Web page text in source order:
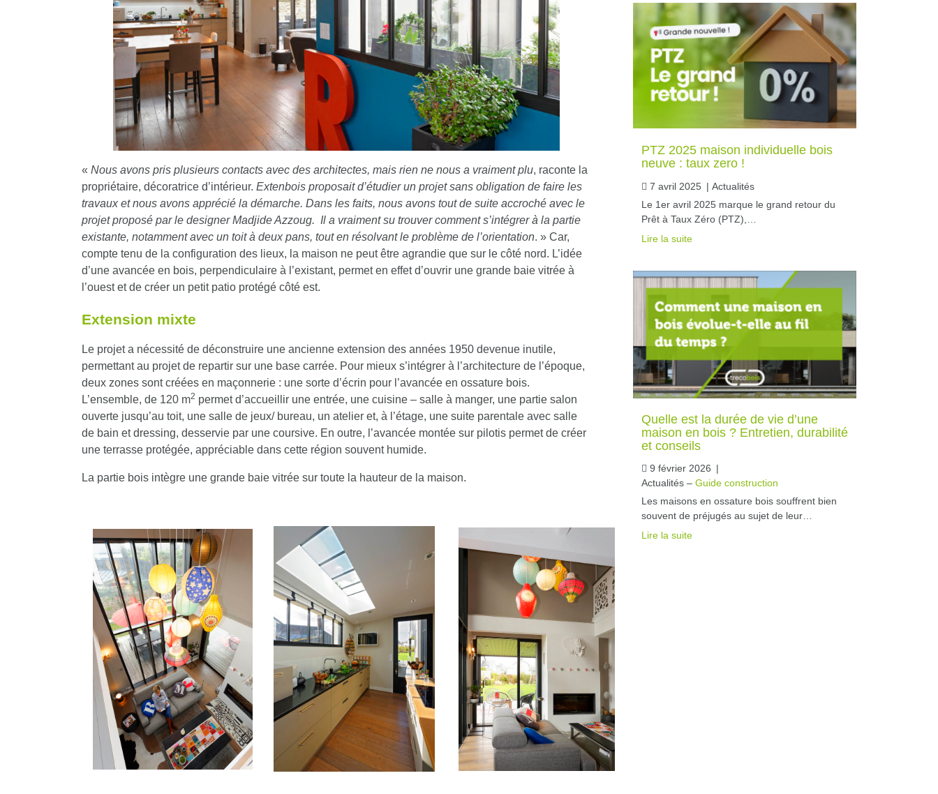
« Nous avons pris plusieurs contacts avec des architectes, mais rien ne nous a vraiment plu, raconte la
propriétaire, décoratrice d’intérieur. Extenbois proposait d’étudier un projet sans obligation de faire les
travaux et nous avons apprécié la démarche. Dans les faits, nous avons tout de suite accroché avec le
projet proposé par le designer Madjide Azzoug. Il a vraiment su trouver comment s’intégrer à la partie
existante, notamment avec un toit à deux pans, tout en résolvant le problème de l’orientation. » Car,
compte tenu de la configuration des lieux, la maison ne peut être agrandie que sur le côté nord. L’idée
d’une avancée en bois, perpendiculaire à l’existant, permet en effet d’ouvrir une grande baie vitrée à
l’ouest et de créer un petit patio protégé côté est.
Extension mixte
Le projet a nécessité de déconstruire une ancienne extension des années 1950 devenue inutile,
permettant au projet de repartir sur une base carrée. Pour mieux s’intégrer à l’architecture de l’époque,
deux zones sont créées en maçonnerie : une sorte d’écrin pour l’avancée en ossature bois.
L’ensemble, de 120 m2 permet d’accueillir une entrée, une cuisine – salle à manger, une partie salon
ouverte jusqu’au toit, une salle de jeux/ bureau, un atelier et, à l’étage, une suite parentale avec salle
de bain et dressing, desservie par une coursive. En outre, l’avancée montée sur pilotis permet de créer
une terrasse protégée, appréciable dans cette région souvent humide.
La partie bois intègre une grande baie vitrée sur toute la hauteur de la maison.
PTZ 2025 maison individuelle bois
neuve : taux zero !
7 avril 2025 | Actualités
Le 1er avril 2025 marque le grand retour du
Prêt à Taux Zéro (PTZ),…
Lire la suite
Quelle est la durée de vie d’une
maison en bois ? Entretien, durabilité
et conseils
9 février 2026 |
Actualités – Guide construction
Les maisons en ossature bois souffrent bien
souvent de préjugés au sujet de leur…
Lire la suite